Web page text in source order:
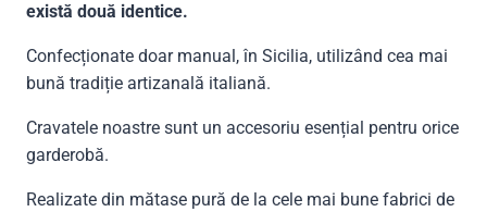
există două identice.
Confecționate doar manual, în Sicilia, utilizând cea mai
bună tradiție artizanală italiană.
Cravatele noastre sunt un accesoriu esențial pentru orice
garderobă.
Realizate din mătase pură de la cele mai bune fabrici de